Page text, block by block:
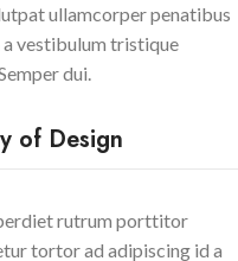
ullamcorper penatibus
vestibulum tristique
dui.
of Design
rutrum porttitor
tortor ad adipiscing id a